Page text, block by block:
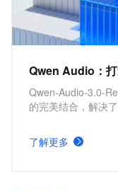
Qwen Audio：
Qwen-Audio-3.0-
的完美结合，解决
流畅度四个方面实
Plus 版本与速度更
了解更多